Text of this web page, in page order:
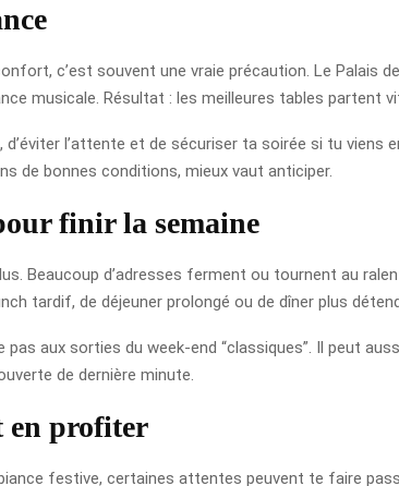
c’est souvent une vraie précaution. Le
musicale. Résultat : les meilleures tables partent
l’attente et de sécuriser ta soirée si tu viens
de bonnes conditions, mieux vaut anticiper.
finir la semaine
Beaucoup d’adresses ferment ou tournent au
tardif, de déjeuner prolongé ou de dîner plus
aux sorties du week-end “classiques”. Il peut
de dernière minute.
en profiter
festive, certaines attentes peuvent te faire